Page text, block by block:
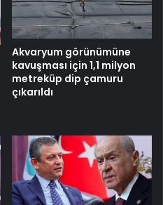
Akvaryum görünümüne
kavuşması için 1,1 milyon
metreküp dip çamuru
çıkarıldı